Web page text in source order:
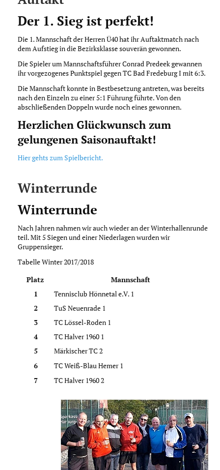
Der 1. Sieg ist perfekt!
Die 1. Mannschaft der Herren Ü40 hat ihr Auftaktmatch nach
dem Aufstieg in die Bezirksklasse souverän gewonnen.
Die Spieler um Mannschaftsführer Conrad Predeek gewannen
ihr vorgezogenes Punktspiel gegen TC Bad Fredeburg I mit 6:3.
Die Mannschaft konnte in Bestbesetzung antreten, was bereits
nach den Einzeln zu einer 5:1 Führung führte. Von den
abschließenden Doppeln wurde noch eines gewonnen.
Herzlichen Glückwunsch zum
gelungenen Saisonauftakt!
Hier gehts zum Spielbericht.
Winterrunde
Winterrunde
Nach Jahren nahmen wir auch wieder an der Winterhallenrunde
teil. Mit 5 Siegen und einer Niederlagen wurden wir
Gruppensieger.
Tabelle Winter 2017/2018
Platz
Mannschaft
1
Tennisclub Hönnetal e.V. 1
2
TuS Neuenrade 1
3
TC Lössel-Roden 1
4
TC Halver 1960 1
5
Märkischer TC 2
6
TC Weiß-Blau Hemer 1
7
TC Halver 1960 2